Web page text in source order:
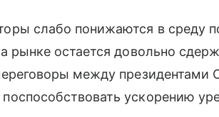
слабо понижаются в среду
рынке остается довольно
между
ускорению